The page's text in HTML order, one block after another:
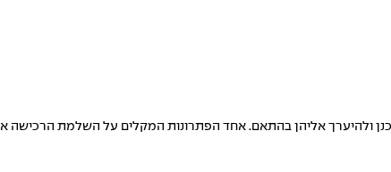
אליהן בהתאם. אחד הפתרונות המקלים על השלמת הרכישה או